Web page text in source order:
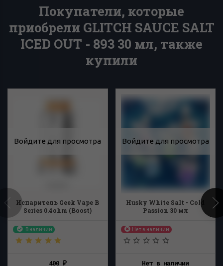
Покупатели, которые
приобрели GLITCH SAUCE SALT
ICED OUT - 893 30 мл, также
купили
Войдите для просмотра
Испаритель Geek Vape B
Series 0.4ohm (Boost)
В наличии
400₽
Войдите для просмотра
Husky White Salt - Cold
Passion 30 мл
Нет в наличии
Нет в наличии